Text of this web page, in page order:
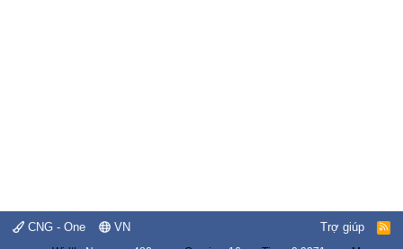
CNG - One VN Trợ giúp
R